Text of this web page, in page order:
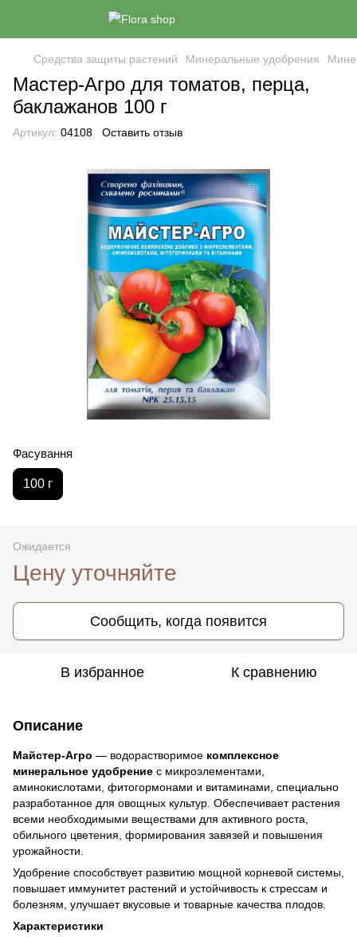
Средства защиты растений Минеральные удобрения
Мастер-Агро для томатов, перца,
баклажанов 100 г
Артикул: 04108 Оставить отзыв
Фасування
100 г
Ожидается
Цену уточняйте
Сообщить, когда появится
В избранное К сравнению
Описание
Майстер-Агро — водорастворимое комплексное
минеральное удобрение с микроэлементами,
аминокислотами, фитогормонами и витаминами, специально
разработанное для овощных культур. Обеспечивает растения
всеми необходимыми веществами для активного роста,
обильного цветения, формирования завязей и повышения
урожайности.
Удобрение способствует развитию мощной корневой системы,
повышает иммунитет растений и устойчивость к стрессам и
болезням, улучшает вкусовые и товарные качества плодов.
Характеристики